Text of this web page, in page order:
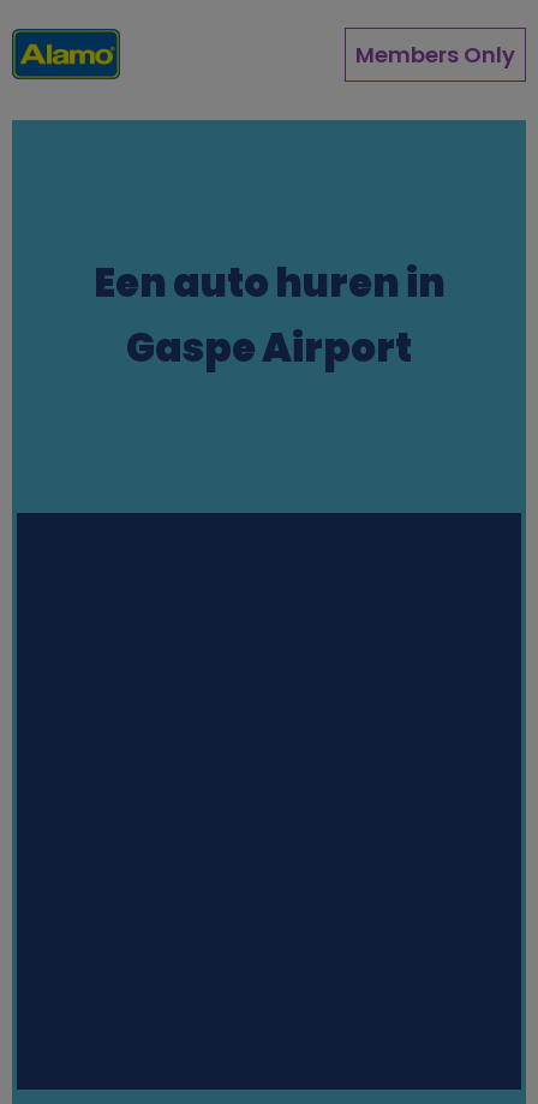
zum
Inhalt
Members Only
Een auto huren in
Gaspe Airport